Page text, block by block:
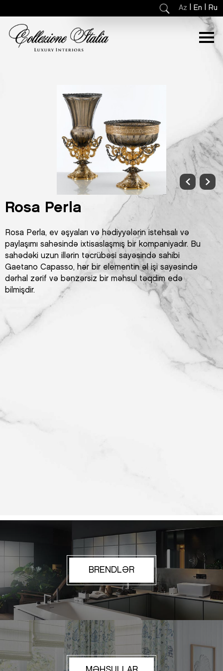
Az En Ru
Rosa Perla
Rosa Perla, ev əşyaları və hədiyyələrin istehsalı və
paylaşımı sahəsində ixtisaslaşmış bir kompaniyadır. Bu
sahədəki uzun illərin təcrübəsi sayəsində sahibi
Gaetano Capasso, hər bir elementin əl işi sayəsində
dərhal zərif və bənzərsiz bir məhsul təqdim edə
bilmişdir.
BRENDLƏR